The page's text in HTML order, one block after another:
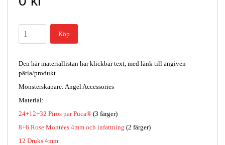
Köp
Den här materiallistan har klickbar text, med länk till angiven
pärla/produkt.
Mönsterskapare: Angel Accessories
Material:
24+12+32 Piros par Puca® (3 färger)
8+6 Rose Montées 4mm och infattning (2 färger)
12 Druks 4mm.